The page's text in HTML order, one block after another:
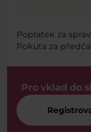
Poplatek za
Pokuta za
Pro vklad do